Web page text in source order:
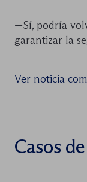
—Sí, podría
garantizar la
Ver noticia
Casos